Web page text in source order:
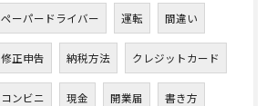
ペーパードライバー 運転 間違い
修正申告 納税方法 クレジットカード
コンビニ 現金 開業届 書き方